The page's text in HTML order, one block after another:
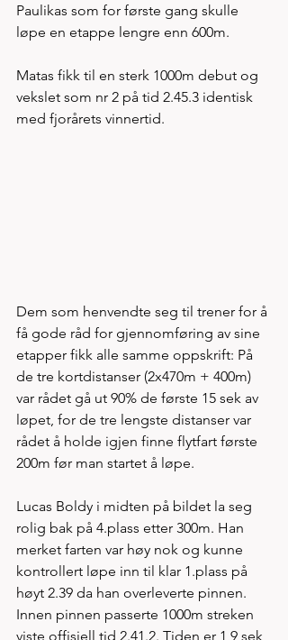
Paulikas som for første gang skulle
løpe en etappe lengre enn 600m.
Matas fikk til en sterk 1000m debut og
vekslet som nr 2 på tid 2.45.3 identisk
med fjorårets vinnertid.
Dem som henvendte seg til trener for å
få gode råd for gjennomføring av sine
etapper fikk alle samme oppskrift: På
de tre kortdistanser (2x470m + 400m)
var rådet gå ut 90% de første 15 sek av
løpet, for de tre lengste distanser var
rådet å holde igjen finne flytfart første
200m før man startet å løpe.
Lucas Boldy i midten på bildet la seg
rolig bak på 4.plass etter 300m. Han
merket farten var høy nok og kunne
kontrollert løpe inn til klar 1.plass på
høyt 2.39 da han overleverte pinnen.
Innen pinnen passerte 1000m streken
viste offisiell tid 2.41.2. Tiden er 1,9 sek